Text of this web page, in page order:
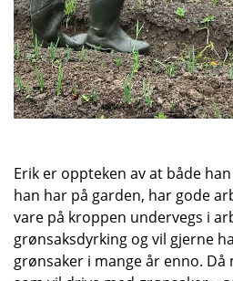
Erik er oppteken av at både
han har på garden, har gode
vare på kroppen undervegs i
grønsaksdyrking og vil gjerne
grønsaker i mange år enno. Då